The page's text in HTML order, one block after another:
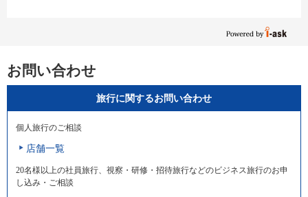
お問い合わせ
旅行に関するお問い合わせ
個人旅行のご相談
店舗一覧
20名様以上の社員旅行、視察・研修・招待旅行などのビジネス旅行のお申
し込み・ご相談